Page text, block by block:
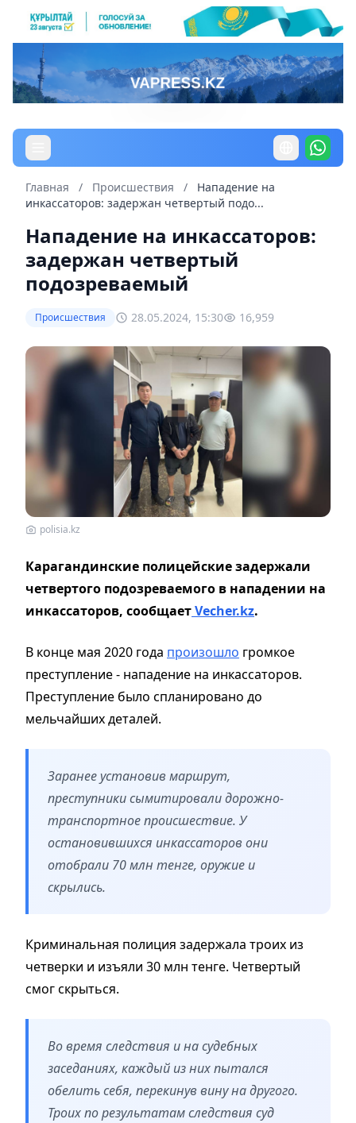
Главная / Происшествия /
Нападение на
инкассаторов: задержан четвертый подо...
Нападение на инкассаторов:
задержан четвертый
подозреваемый
Происшествия 28.05.2024, 15:30 16,959
polisia.kz
Карагандинские полицейские задержали
четвертого подозреваемого в нападении на
инкассаторов, сообщаетVecher.kz.
В конце мая 2020 года произошло громкое
преступление - нападение на инкассаторов.
Преступление было спланировано до
мельчайших деталей.
Заранее установив маршрут,
преступники сымитировали дорожно-
транспортное происшествие. У
остановившихся инкассаторов они
отобрали 70 млн тенге, оружие и
скрылись.
Криминальная полиция задержала троих из
четверки и изъяли 30 млн тенге. Четвертый
смог скрыться.
Во время следствия и на судебных
заседаниях, каждый из них пытался
обелить себя, перекинув вину на другого.
Троих по результатам следствия суд